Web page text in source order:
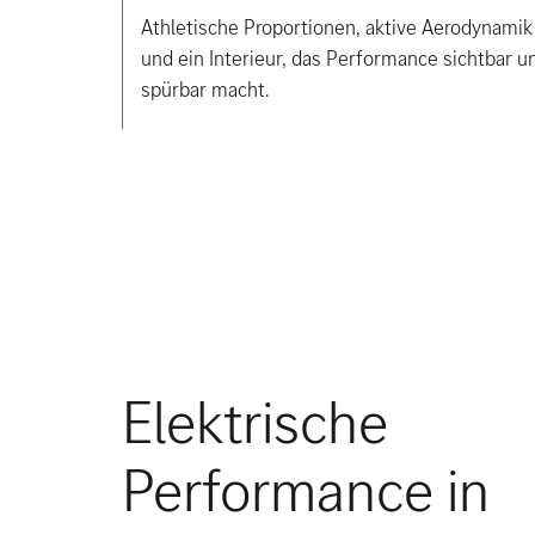
Athletische Proportionen, aktive Aerodynamik
und ein Interieur, das Performance sichtbar
spürbar macht.
Elektrische
Performance in